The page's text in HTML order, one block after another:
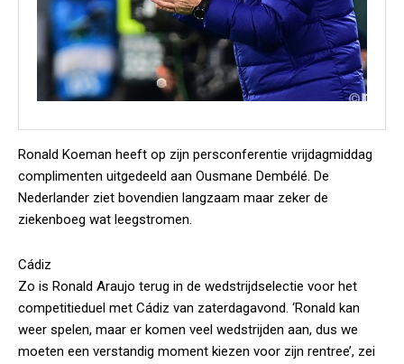
Ronald Koeman heeft op zijn persconferentie vrijdagmiddag
complimenten uitgedeeld aan Ousmane Dembélé. De
Nederlander ziet bovendien langzaam maar zeker de
ziekenboeg wat leegstromen.
Cádiz
Zo is Ronald Araujo terug in de wedstrijdselectie voor het
competitieduel met Cádiz van zaterdagavond. ‘Ronald kan
weer spelen, maar er komen veel wedstrijden aan, dus we
moeten een verstandig moment kiezen voor zijn rentree’, zei